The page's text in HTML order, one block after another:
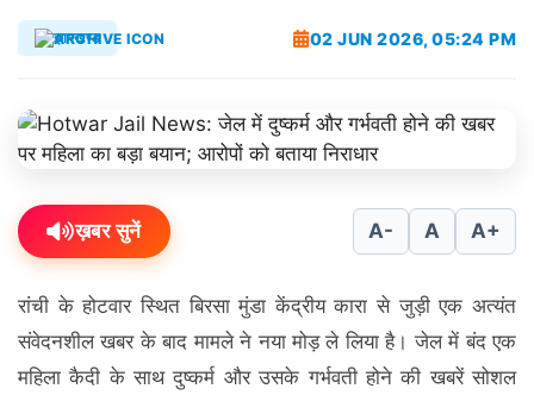
झारखण्ड 02 JUN 2026, 05:24 PM
ख़बर सुनें A- A A+
रांची के होटवार स्थित बिरसा मुंडा केंद्रीय कारा से जुड़ी एक अत्यंत
संवेदनशील खबर के बाद मामले ने नया मोड़ ले लिया है। जेल में बंद एक
महिला कैदी के साथ दुष्कर्म और उसके गर्भवती होने की खबरें सोशल